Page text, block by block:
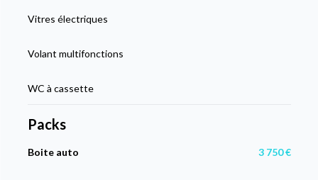
Vitres électriques
Volant multifonctions
WC à cassette
Packs
Boite auto 3 750 €